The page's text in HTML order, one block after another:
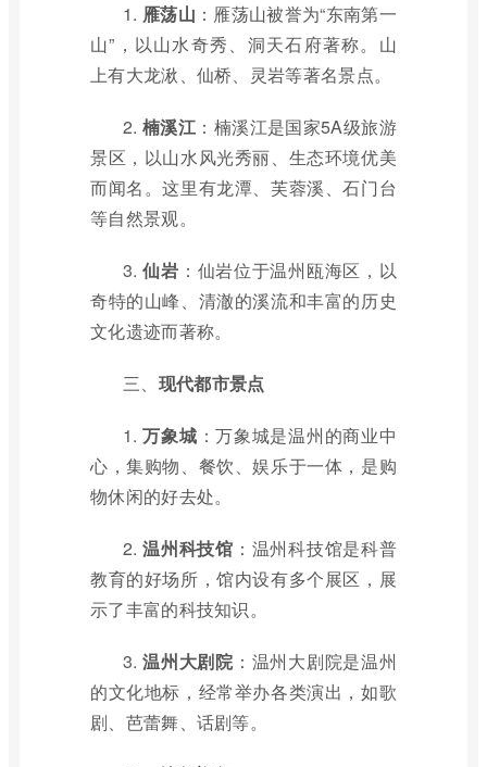
1. 雁荡山 ：雁荡山被誉为“东南第一
山”，以山水奇秀、洞天石府著称。山
上有大龙湫、仙桥、灵岩等著名景点。
2.楠溪江：楠溪江是国家5A级旅游
景区，以山水风光秀丽、生态环境优美
而闻名。这里有龙潭、芙蓉溪、石门台
等自然景观。
3.仙岩 ：仙岩位于温州瓯海区，以
奇特的山峰、清澈的溪流和丰富的历史
文化遗迹而著称。
三、 现代都市景点
1.万象城 ：万象城是温州的商业中
心，集购物、餐饮、娱乐于一体，是购
物休闲的好去处。
2.温州科技馆 ：温州科技馆是科普
教育的好场所，馆内设有多个展区，展
示了丰富的科技知识。
3.温州大剧院：温州大剧院是温州
的文化地标，经常举办各类演出，如歌
剧、芭蕾舞、话剧等。